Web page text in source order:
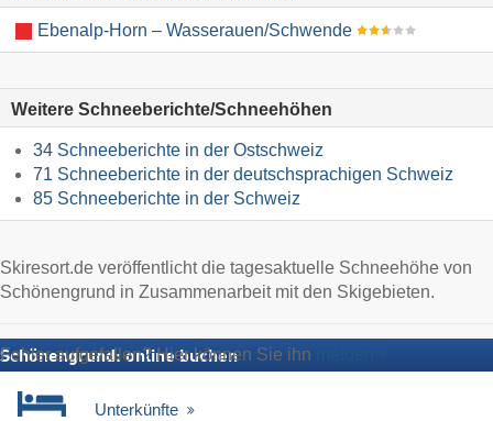
Ebenalp-Horn – Wasserauen/​Schwende
Weitere Schneeberichte/Schneehöhen
34 Schneeberichte in der Ostschweiz
71 Schneeberichte in der deutschsprachigen Schweiz
85 Schneeberichte in der Schweiz
Skiresort.de veröffentlicht die tagesaktuelle Schneehöhe von
Schönengrund in Zusammenarbeit mit den Skigebieten.
Fehler aufgefallen? Hier können Sie ihn
Schönengrund: online buchen
Unterkünfte